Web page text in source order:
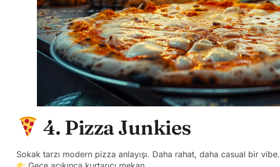
4. Pizza Junkies
Sokak tarzı modern pizza anlayışı. Daha rahat, daha casual bir vibe.